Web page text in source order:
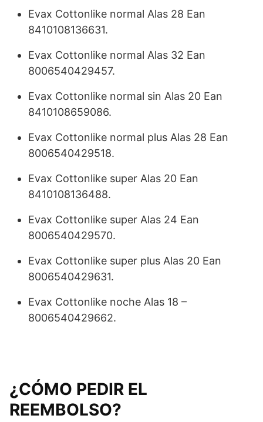
Evax Cottonlike normal Alas 28 Ean
8410108136631.
Evax Cottonlike normal Alas 32 Ean
8006540429457.
Evax Cottonlike normal sin Alas 20 Ean
8410108659086.
Evax Cottonlike normal plus Alas 28 Ean
8006540429518.
Evax Cottonlike super Alas 20 Ean
8410108136488.
Evax Cottonlike super Alas 24 Ean
8006540429570.
Evax Cottonlike super plus Alas 20 Ean
8006540429631.
Evax Cottonlike noche Alas 18 –
8006540429662.
¿CÓMO PEDIR EL
REEMBOLSO?